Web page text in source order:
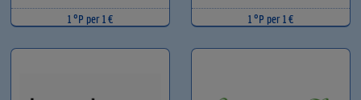
1 °P per 1 € 1 °P per 1 €